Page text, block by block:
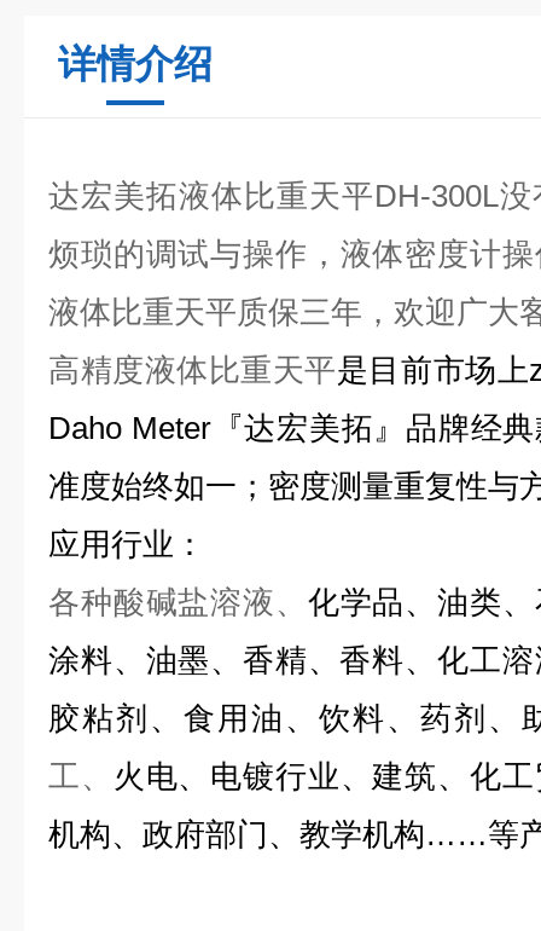
详情介绍
达宏美拓液体比重天平DH-300L没
烦琐的调试与操作， 液体密度计
液体比重天平质保三年，欢迎广大
高精度液体比重天平是目前市场上
Daho Meter『达宏美拓』品牌经
准度始终如一；密度测量重复性与
应用行业 ：
各种酸碱盐溶液、 化学品、油类
涂料、油墨、香精、香料、化工
胶粘剂、食用油、饮料、药剂、
工、 火电、电镀行业、建筑、化
机构、政府部门、教学机构……等